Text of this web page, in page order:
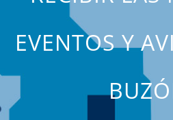
EVENTOS Y